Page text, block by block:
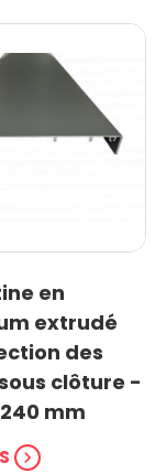
en
extrudé
des
clôture -
mm
chevron_right